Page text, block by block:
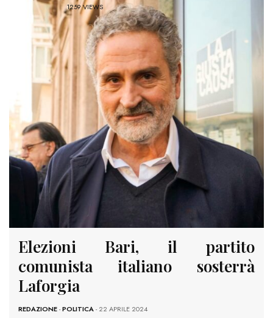
1259 VIEWS
Elezioni Bari, il partito
comunista italiano sosterrà
Laforgia
REDAZIONE-POLITICA- 22 APRILE 2024